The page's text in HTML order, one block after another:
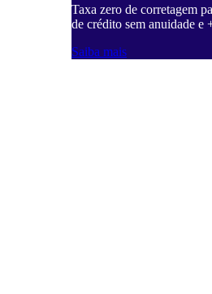
Taxa zero de corretagem
de crédito sem anuidade e
Saiba mais